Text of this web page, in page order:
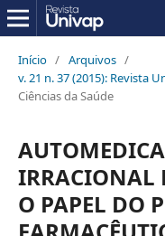
Início / Arquivos /
v. 21 n. 37 (2015): Revista
Ciências da Saúde
IRRACIONAL
O PAPEL DO